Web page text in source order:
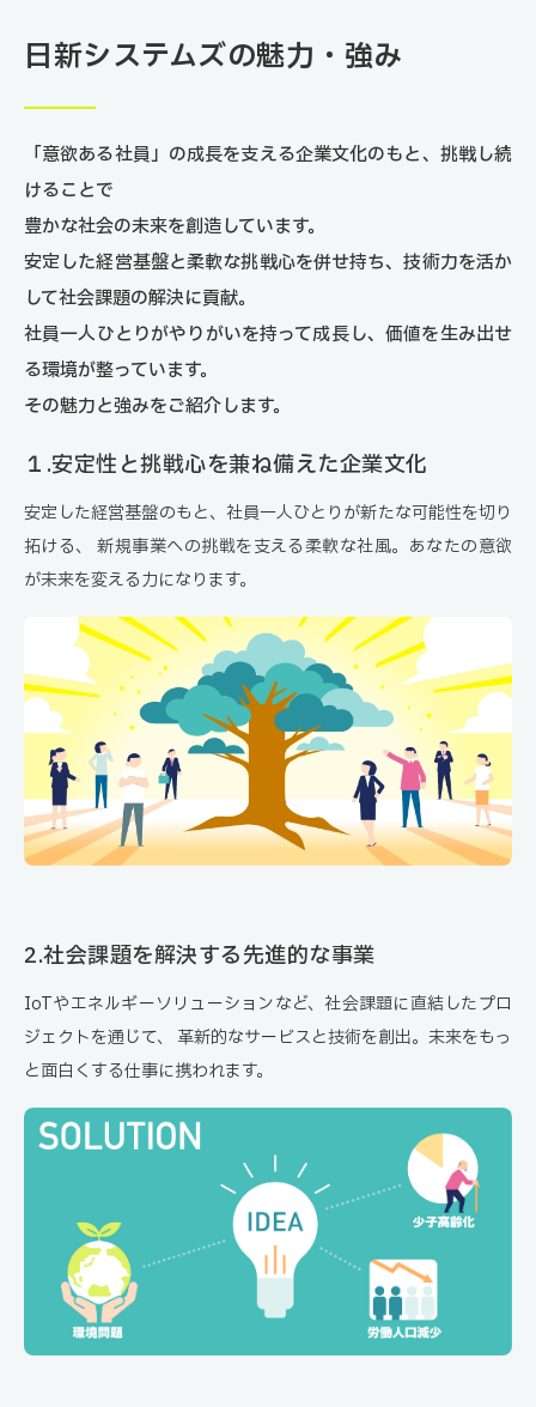
日新システムズの魅力・強み
「意欲ある社員」の成長を支える企業文化のもと、挑戦し続
けることで
豊かな社会の未来を創造しています。
安定した経営基盤と柔軟な挑戦心を併せ持ち、技術力を活か
して社会課題の解決に貢献。
社員一人ひとりがやりがいを持って成長し、価値を生み出せ
る環境が整っています。
その魅力と強みをご紹介します。
１.安定性と挑戦心を兼ね備えた企業文化
安定した経営基盤のもと、社員一人ひとりが新たな可能性を切り
拓ける、
新規事業への挑戦を支える柔軟な社風。あなたの意欲
が未来を変える力になります。
2.社会課題を解決する先進的な事業
IoTやエネルギーソリューションなど、社会課題に直結したプロ
ジェクトを通じて、
革新的なサービスと技術を創出。未来をもっ
と面白くする仕事に携われます。